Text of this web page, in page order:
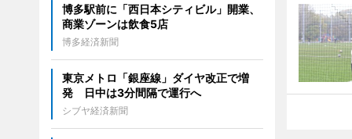
博多駅前に「西日本シティビル」開業、
商業ゾーンは飲食5店
博多経済新聞
東京メトロ「銀座線」ダイヤ改正で増
発 日中は3分間隔で運行へ
シブヤ経済新聞